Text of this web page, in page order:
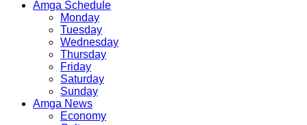
Amga Schedule
Monday
Tuesday
Wednesday
Thursday
Friday
Saturday
Sunday
Amga News
Economy